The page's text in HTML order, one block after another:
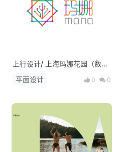
上行设计/ 上海玛娜花园（数据
银行）
平面设计 0 0